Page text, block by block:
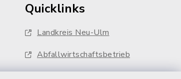
Quicklinks
Landkreis Neu-Ulm
Abfallwirtschaftsbetrieb